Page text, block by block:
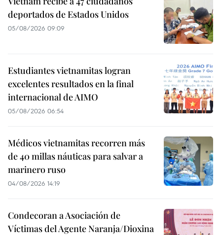
deportados de Estados Unidos
05/08/2026 09:09
Estudiantes vietnamitas logran
excelentes resultados en la final
internacional de AIMO
05/08/2026 06:54
Médicos vietnamitas recorren más
de 40 millas náuticas para salvar a
marinero ruso
04/08/2026 14:19
Condecoran a Asociación de
Víctimas del Agente Naranja/Dioxina